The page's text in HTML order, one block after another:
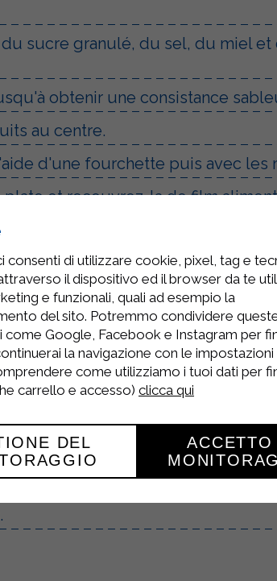
sucre granulé, du sel, du miel et
obtenir une consistance
au centre.
d'une fourchette puis avec les
et recouvrez-la de film
plan de travail fariné.
de papier sulfurisé.
minutes.
refroidir complètement.
un bol et en le fouettant au fouet
lisse.
selon vos envies.
consenti di utilizzare cookie, pixel, tag e
il dispositivo ed il browser da te
e funzionali, quali ad esempio la
del sito. Potremmo condividere
Google, Facebook e Instagram per
la navigazione con le
come utilizziamo i tuoi dati per
carrello e accesso) clicca qui
DEL
ACCETTO